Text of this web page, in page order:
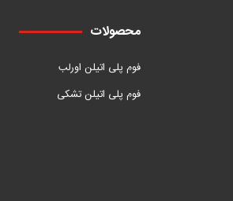
محصولات
فوم پلی اتیلن اورلب
فوم پلی اتیلن تشکی